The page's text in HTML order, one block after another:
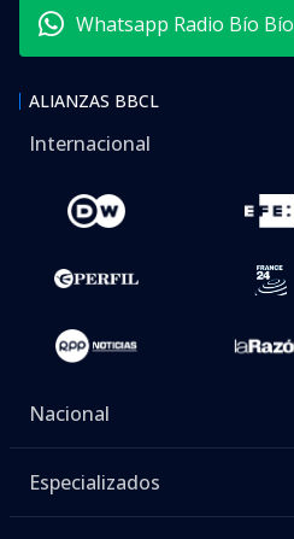
Whatsapp Radio Bío Bío
ALIANZAS BBCL
Internacional
Nacional
Especializados